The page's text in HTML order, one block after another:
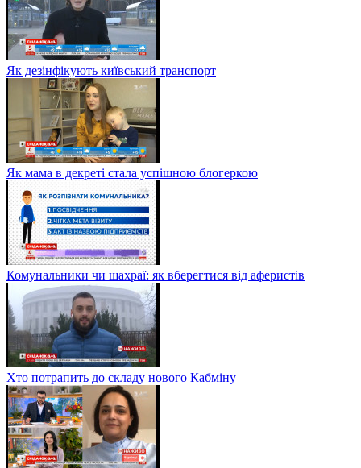
Як дезінфікують київський транспорт
Як мама в декреті стала успішною блогеркою
Комунальники чи шахраї: як вберегтися від аферистів
Хто потрапить до складу нового Кабміну